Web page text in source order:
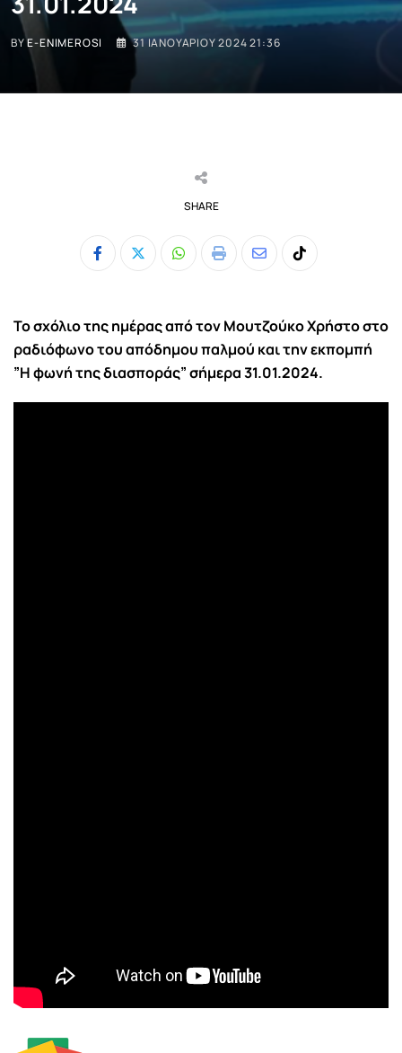
BYE-ENIMEROSI 31 ΙΑΝΟΥΑΡΊΟΥ 2024 21:36
SHARE
Whatsapp
Print
ShareTiktok
Το σχόλιο της ημέρας από τον Μουτζούκο Χρήστο στο
ραδιόφωνο του απόδημου παλμού και την εκπομπή
”Η φωνή της διασποράς” σήμερα 31.01.2024.